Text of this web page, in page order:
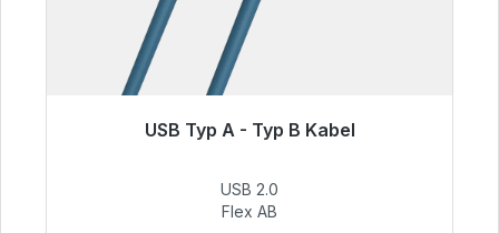
USB Typ A - Typ B Kabel
Pronto per la spedizione immediata, tempo di
59,99 €
USB 2.0
Flex AB